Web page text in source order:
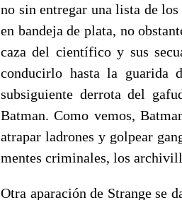
no sin entregar una lista de
en bandeja de plata, no
caza del científico y sus
conducirlo hasta la guarida
subsiguiente derrota del
Batman. Como vemos,
atrapar ladrones y golpear
mentes criminales, los
Otra aparación de Strange se